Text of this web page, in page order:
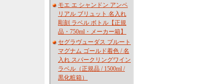
モエ エ シャンドン アンペ
リアル ブリュット 名入れ
彫刻 ラベル ボトル【正規
品・750ml・メーカー箱】
セグラヴューダス ブルート
マグナム ゴールド着色 / 名
入れ スパークリングワイン
ラベル（正規品 / 1500ml /
黒化粧箱）